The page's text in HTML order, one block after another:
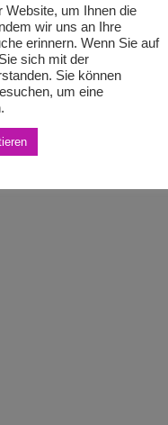
Website, um Ihnen die
wir uns an Ihre
erinnern. Wenn Sie auf
sich mit der
Sie können
um eine